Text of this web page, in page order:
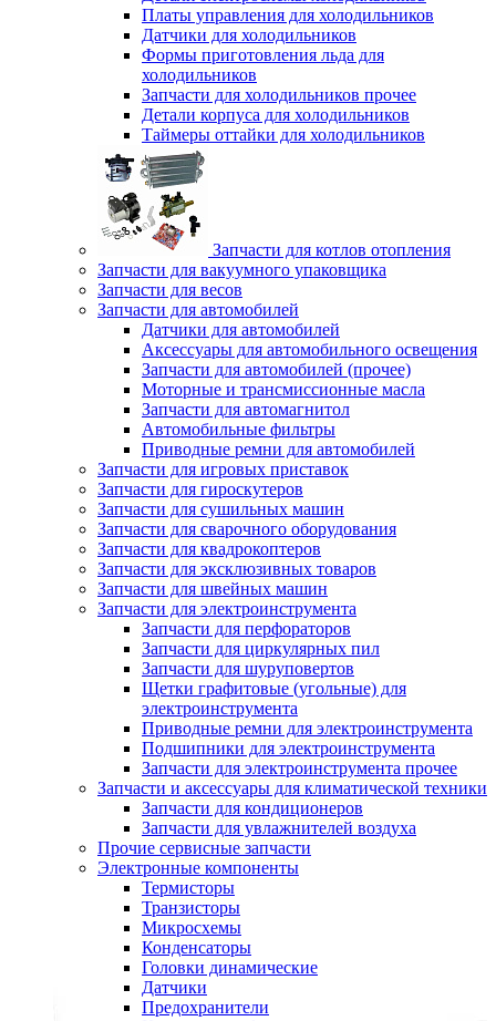
Платы управления для холодильников
Датчики для холодильников
Формы приготовления льда для
холодильников
Запчасти для холодильников прочее
Детали корпуса для холодильников
Таймеры оттайки для холодильников
Запчасти для котлов отопления
Запчасти для вакуумного упаковщика
Запчасти для весов
Запчасти для автомобилей
Датчики для автомобилей
Аксессуары для автомобильного освещения
Запчасти для автомобилей (прочее)
Моторные и трансмиссионные масла
Запчасти для автомагнитол
Автомобильные фильтры
Приводные ремни для автомобилей
Запчасти для игровых приставок
Запчасти для гироскутеров
Запчасти для сушильных машин
Запчасти для сварочного оборудования
Запчасти для квадрокоптеров
Запчасти для эксклюзивных товаров
Запчасти для швейных машин
Запчасти для электроинструмента
Запчасти для перфораторов
Запчасти для циркулярных пил
Запчасти для шуруповертов
Щетки графитовые (угольные) для
электроинструмента
Приводные ремни для электроинструмента
Подшипники для электроинструмента
Запчасти для электроинструмента прочее
Запчасти и аксессуары для климатической техники
Запчасти для кондиционеров
Запчасти для увлажнителей воздуха
Прочие сервисные запчасти
Электронные компоненты
Термисторы
Транзисторы
Микросхемы
Конденсаторы
Головки динамические
Датчики
Предохранители